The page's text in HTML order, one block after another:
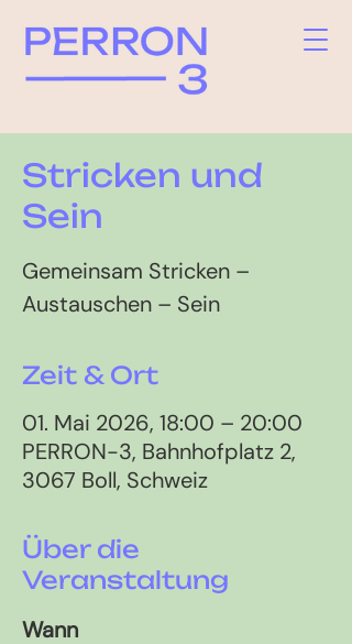
Stricken und
Sein
Gemeinsam Stricken –
Austauschen – Sein
Zeit & Ort
01. Mai 2026, 18:00 – 20:00
PERRON-3, Bahnhofplatz 2,
3067 Boll, Schweiz
Über die
Veranstaltung
Wann